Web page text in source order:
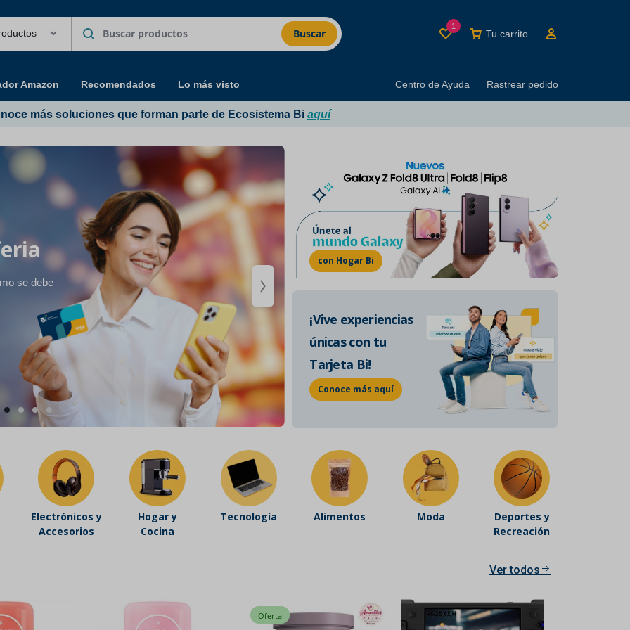
Buscar
1
Tu carrito
Amazon Recomendados Lo más visto Centro de Ayuda Rastrear pedido
más soluciones que forman parte de Ecosistema Bi aquí
Los mejores productos
del buen beber
Marcas con décadas
de historia auténtica.
con Hogar Bi
¡Vive experiencias
únicas con tu
Tarjeta Bi!
Conoce más aquí
Electrónicos y
Accesorios
Hogar y
Cocina
Tecnología Alimentos Moda
Deportes y
Recreación
Ver todos